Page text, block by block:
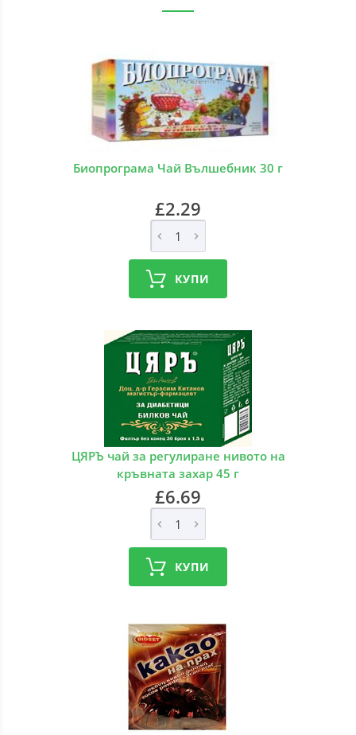
Биопрограма Чай Вълшебник 30 г
£2.29
КУПИ
ЦЯРЪ чай за регулиране нивото на
кръвната захар 45 г
£6.69
КУПИ